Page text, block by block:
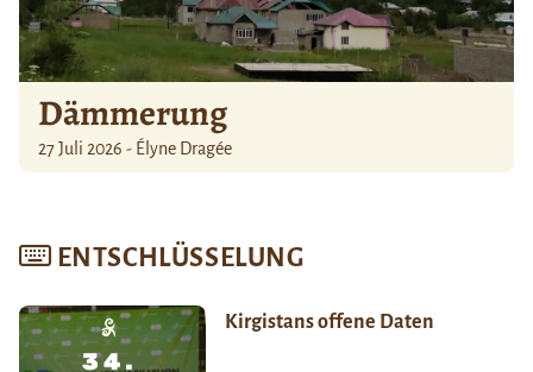
Dämmerung
27 Juli 2026 - Élyne Dragée
ENTSCHLÜSSELUNG
Kirgistans offene Daten